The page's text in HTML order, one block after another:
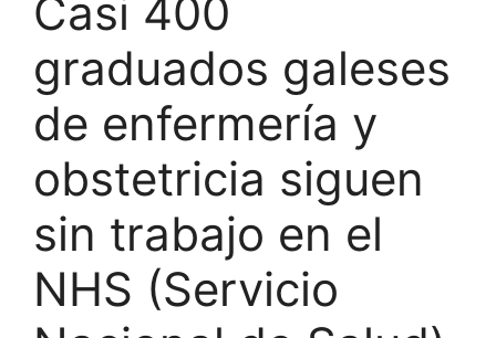
Casi 400
graduados galeses
de enfermería y
obstetricia siguen
sin trabajo en el
NHS (Servicio